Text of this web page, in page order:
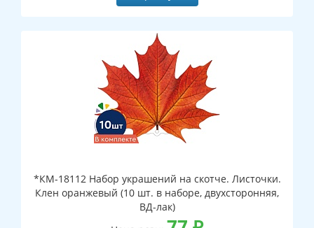
*КМ-18112 Набор украшений на скотче. Листочки.
Клен оранжевый (10 шт. в наборе, двухсторонняя,
ВД-лак)